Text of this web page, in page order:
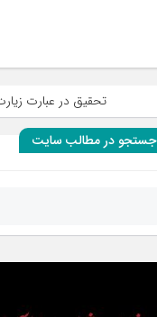
تحقیق در عبارت زیارت
جستجو در مطالب سایت